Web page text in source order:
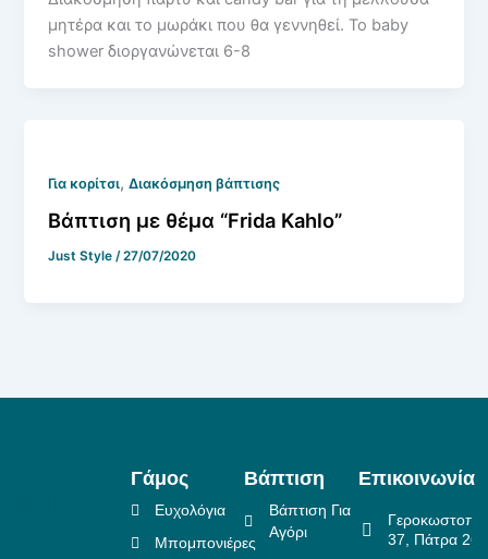
μητέρα και το μωράκι που θα γεννηθεί. Το baby
shower διοργανώνεται 6-8
Για κορίτσι,Διακόσμηση βάπτισης
Βάπτιση με θέμα “Frida Kahlo”
Just Style/27/07/2020
Γάμος
Ευχολόγια
Μπομπονιέρες
Βάπτιση
Βάπτιση Για
Αγόρι
Επικοινωνία
37, Πάτρα